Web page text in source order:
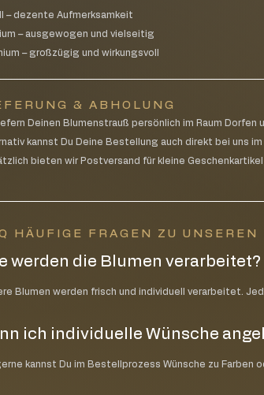
– dezente Aufmerksamkeit
– ausgewogen und vielseitig
– großzügig und wirkungsvoll
& ABHOLUNG
Deinen Blumenstrauß persönlich im Raum Dorfen
kannst Du Deine Bestellung auch direkt bei uns im
bieten wir Postversand für kleine
HÄUFIGE FRAGEN ZU UNSEREN
werden die Blumen verarbeitet?
Blumen werden frisch und individuell verarbeitet.
ich individuelle Wünsche
kannst Du im Bestellprozess Wünsche zu Farben